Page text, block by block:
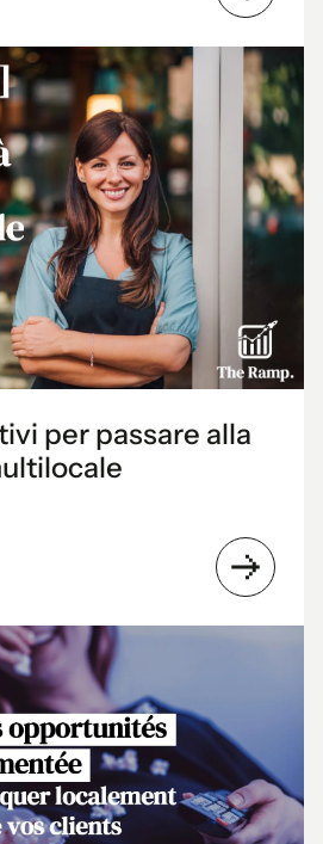
per passare alla